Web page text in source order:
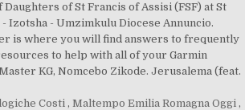
of St Francis of Assisi (FSF) at St
Izotsha - Umzimkulu Diocese Annuncio.
is where you will find answers to frequently
to help with all of your Garmin
KG, Nomcebo Zikode. Jerusalema (feat.
Costi , Maltempo Emilia Romagna Oggi ,